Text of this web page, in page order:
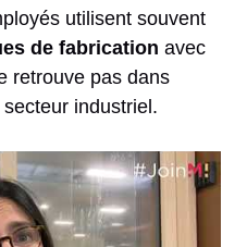
utilisent souvent
de fabrication avec
retrouve pas dans
industriel.